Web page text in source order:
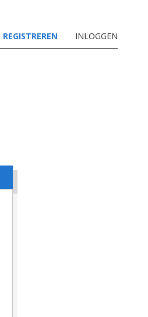
REGISTREREN INLOGGEN